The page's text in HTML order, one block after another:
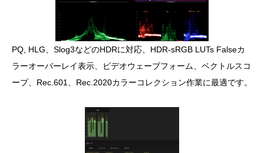
PQ, HLG、Slog3などのHDRに対応、HDR-sRGB LUTs Falseカ
ラーオーバーレイ表示、ビデオウェーブフォーム、ベクトルスコ
ープ、Rec.601、Rec.2020カラーコレクション作業に最適です。